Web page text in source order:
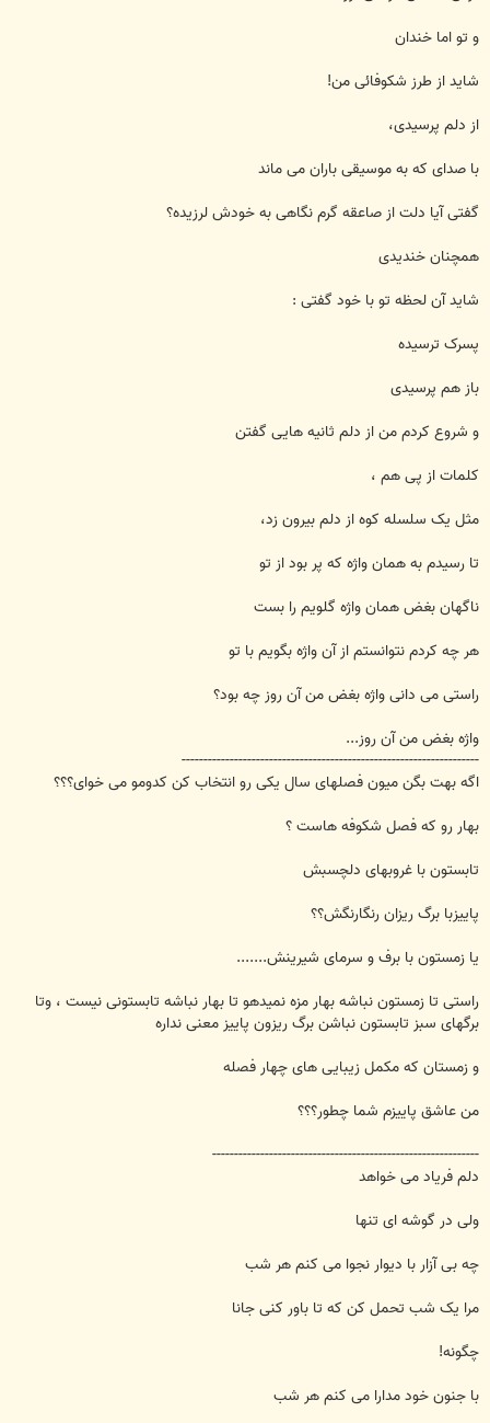
و تو اما خندان
شاید از طرز شکوفائی من!
از دلم پرسیدی،
با صدای که به موسیقی باران می ماند
گفتی آیا دلت از صاعقه گرم نگاهی به خودش لرزیده؟
همچنان خندیدی
شاید آن لحظه تو با خود گفتی :
پسرک ترسیده
باز هم پرسیدی
و شروع کردم من از دلم ثانیه هایی گفتن
کلمات از پی هم ،
مثل یک سلسله کوه از دلم بیرون زد،
تا رسیدم به همان واژه که پر بود از تو
ناگهان بغض همان واژه گلویم را بست
هر چه کردم نتوانستم از آن واژه بگویم با تو
راستی می دانی واژه بغض من آن روز چه بود؟
واژه بغض من آن روز...
--------------------------------------------------------------------
اگه بهت بگن میون فصلهای سال یکی رو انتخاب کن کدومو می خوای؟؟؟
بهار رو که فصل شکوفه هاست ؟
تابستون با غروبهای دلچسبش
پاییزبا برگ ریزان رنگارنگش؟؟
یا زمستون با برف و سرمای شیرینش.......
راستی تا زمستون نباشه بهار مزه نمیدهو تا بهار نباشه تابستونی نیست ، وتا
برگهای سبز تابستون نباشن برگ ریزون پاییز معنی نداره
و زمستان که مکمل زیبایی های چهار فصله
من عاشق پاییزم شما چطور؟؟؟
-------------------------------------------------------------
دلم فریاد می خواهد
ولی در گوشه ای تنها
چه بی آزار با دیوار نجوا می کنم هر شب
مرا یک شب تحمل کن که تا باور کنی جانا
چگونه!
با جنون خود مدارا می کنم هر شب